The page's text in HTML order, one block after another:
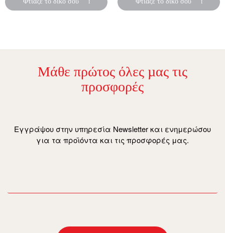
Μάθε πρώτος όλες µας τις
προσφορές
Εγγράψου στην υπηρεσία Newsletter και ενημερώσου
για τα προϊόντα και τις προσφορές μας.